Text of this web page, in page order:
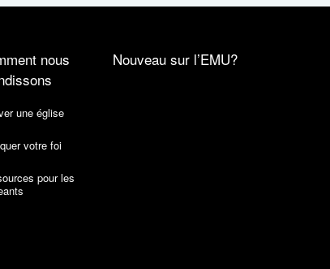
nous
une église
votre foi
pour les
Nouveau sur l’EMU?